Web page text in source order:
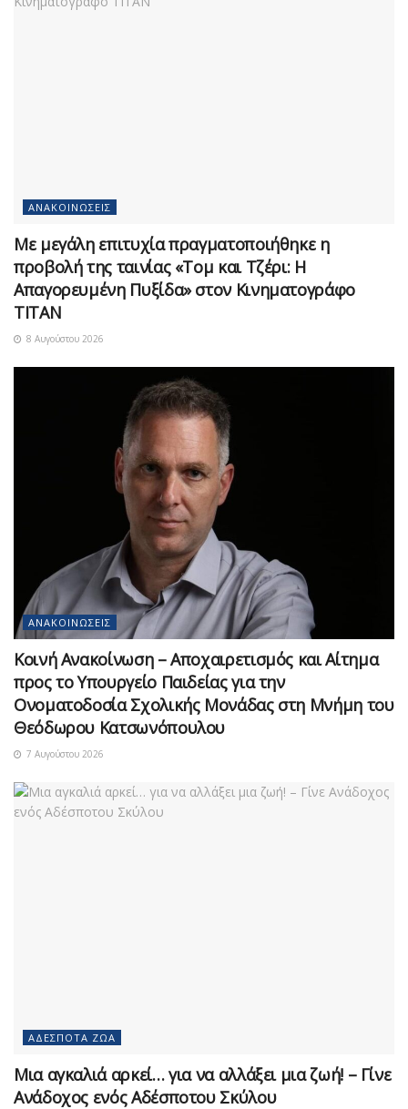
ΑΝΑΚΟΙΝΏΣΕΙΣ
Με μεγάλη επιτυχία πραγματοποιήθηκε η
προβολή της ταινίας «Τομ και Τζέρι: Η
Απαγορευμένη Πυξίδα» στον Κινηματογράφο
ΤΙΤΑΝ
8 Αυγούστου 2026
ΑΝΑΚΟΙΝΏΣΕΙΣ
Κοινή Ανακοίνωση – Αποχαιρετισμός και Αίτημα
προς το Υπουργείο Παιδείας για την
Ονοματοδοσία Σχολικής Μονάδας στη Μνήμη του
Θεόδωρου Κατσωνόπουλου
7 Αυγούστου 2026
ΑΔΈΣΠΟΤΑ ΖΏΑ
Μια αγκαλιά αρκεί… για να αλλάξει μια ζωή! – Γίνε
Ανάδοχος ενός Αδέσποτου Σκύλου